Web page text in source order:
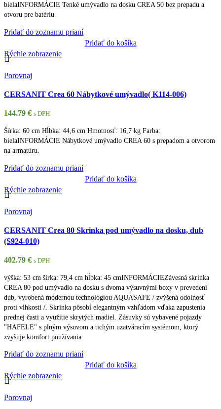
bielaINFORMÁCIE Tenké umývadlo na dosku CREA 50 bez prepadu a
otvoru pre batériu.
Pridať do zoznamu prianí
Pridať do košíka
Rýchle zobrazenie
Porovnaj
CERSANIT Crea 60 Nábytkové umývadlo( K114-006)
144.79 € s DPH
Šírka: 60 cm Hĺbka: 44,6 cm Hmotnosť: 16,7 kg Farba:
bielaINFORMÁCIE Nábytkové umývadlo CREA 60 s prepadom a otvorom
na armatúru.
Pridať do zoznamu prianí
Pridať do košíka
Rýchle zobrazenie
Porovnaj
CERSANIT Crea 80 Skrinka pod umývadlo na dosku, dub
(S924-010)
402.79 € s DPH
výška: 53 cm šírka: 79,4 cm hĺbka: 45 cmINFORMÁCIEZávesná skrinka
CREA 80 pod umývadlo na dosku s dvoma výsuvnými boxy v prevedení
dub, vyrobená modernou technológiou AQUASAFE / zvýšená odolnosť
proti vlhkosti /. Skrinka pôsobí elegantným vzhľadom vďaka zapustenia
prednej časti a využitie skrytých madiel. Zásuvky sú vybavené pojazdy
"HAFELE" s plným výsuvom a tichým uzatváracím systémom, ktorý
zvyšuje komfort používania.
Pridať do zoznamu prianí
Pridať do košíka
Rýchle zobrazenie
Porovnaj